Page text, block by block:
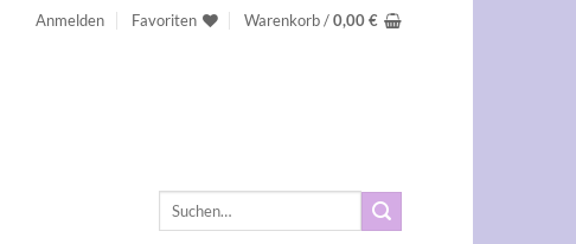
Anmelden Favoriten Warenkorb /0,00€
Suchen